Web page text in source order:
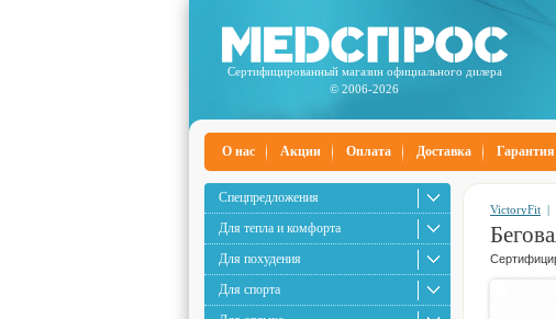
Сертифицированный магазин официального дилера
© 2006-2026
О нас Акции Оплата Доставка Гарантия
Спецпредложения
Для тепла и комфорта
Для похудения
Для спорта
VictoryFit |